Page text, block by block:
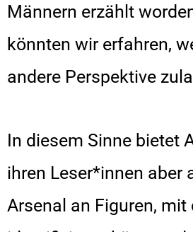
Männern erzählt
könnten wir erfahren,
andere Perspektive
In diesem Sinne bietet
ihren Leser*innen aber
Arsenal an Figuren, mit